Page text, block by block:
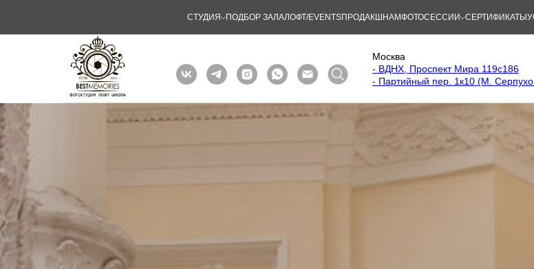
СТУДИЯ ПОДБОР ЗАЛАЛОФТ/EVENTSПРОДАКШНАМФОТОСЕССИИ СЕРТИФИКАТЫ
Москва
- ВДНХ, Проспект Мира 119с186
- Партийный пер. 1к10 (М.